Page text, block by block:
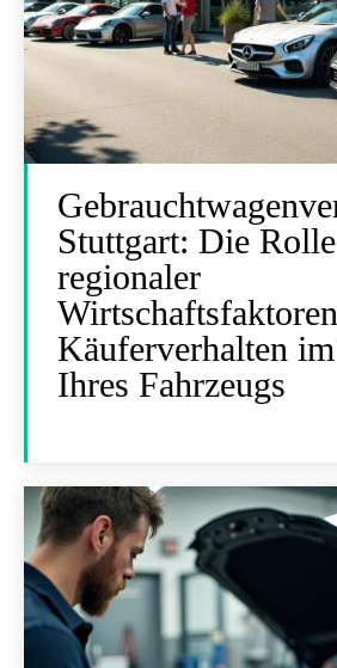
Stuttgart: Die Rolle
regionaler
Käuferverhalten
Ihres Fahrzeugs